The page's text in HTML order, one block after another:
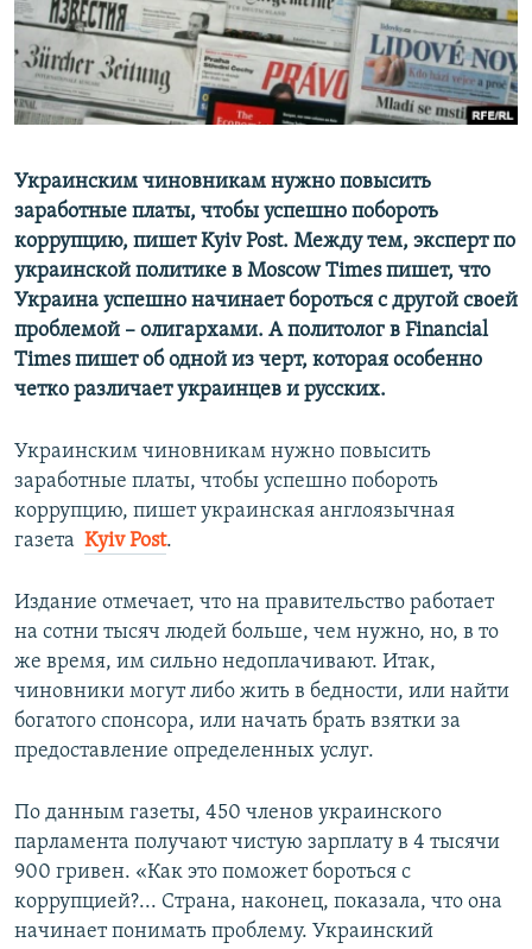
ПОБЕДИТЕЛЕЙ НЕ СУДЯТ?
КРЫМ.НЕПОКОРЕННЫЙ
ELIFBE
ПРИСОЕДИНЯЙТЕСЬ!
Все сайты RFE/RL
Украинским чиновникам нужно повысить
заработные платы, чтобы успешно побороть
коррупцию, пишет Kyiv Post. Между тем, эксперт по
украинской политике в Moscow Times пишет, что
Украина успешно начинает бороться с другой своей
проблемой – олигархами. А политолог в Financial
Times пишет об одной из черт, которая особенно
четко различает украинцев и русских.
Украинским чиновникам нужно повысить
заработные платы, чтобы успешно побороть
коррупцию, пишет украинская англоязычная
газета ​ Kyiv Post.
Издание отмечает, что на правительство работает
на сотни тысяч людей больше, чем нужно, но, в то
же время, им сильно недоплачивают. Итак,
чиновники могут либо жить в бедности, или найти
богатого спонсора, или начать брать взятки за
предоставление определенных услуг.
По данным газеты, 450 членов украинского
парламента получают чистую зарплату в 4 тысячи
900 гривен. «Как это поможет бороться с
коррупцией?... Страна, наконец, показала, что она
начинает понимать проблему. Украинский